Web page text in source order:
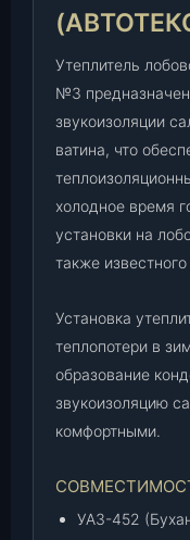
А
4
5
2
№
3
(
и
н
)
(
А
т
Утеплитель
№3
звукоизоляции
ватина, что
холодное время
установки на
также известного
Установка
теплопотери в
образование
звукоизоляцию
комфортными.
УАЗ-452